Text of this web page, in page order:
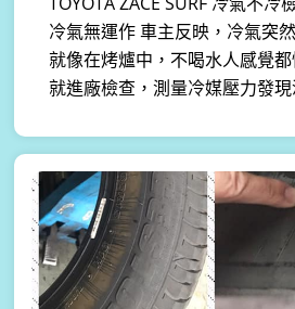
冷氣無運作 車主反映，冷氣突
就像在烤爐中，不喝水人感覺
就進廠檢查，測量冷媒壓力發